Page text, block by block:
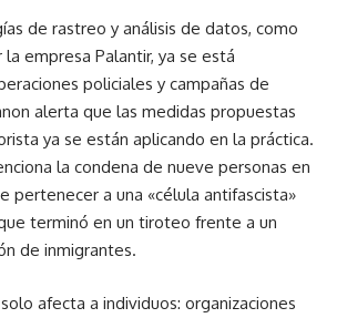
de rastreo y análisis de datos, como
empresa Palantir, ya se está
policiales y campañas de
alerta que las medidas propuestas
ya se están aplicando en la práctica.
la condena de nueve personas en
pertenecer a una «célula antifascista»
terminó en un tiroteo frente a un
de inmigrantes.
afecta a individuos: organizaciones